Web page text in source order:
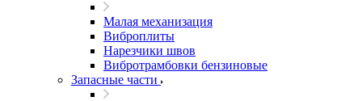
Малая механизация
Виброплиты
Нарезчики швов
Вибротрамбовки бензиновые
Запасные части